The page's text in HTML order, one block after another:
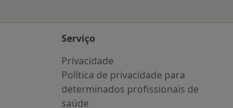
Serviço
Privacidade
Política de privacidade para
determinados profissionais de
saúde